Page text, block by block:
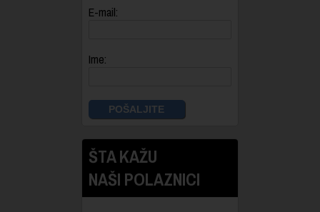
E-mail:
Ime:
ŠTA KAŽU
NAŠI POLAZNICI